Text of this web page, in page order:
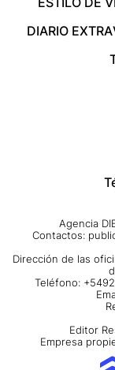
DIARIO EXTRA
Agencia
Contactos:
Dirección de las
Teléfono:
Editor
Empresa